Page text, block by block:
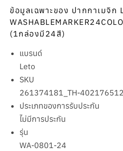
ข้อมูลเฉพาะของ ปากกาเมจิก
(1กล่องมี24สี)
แบรนด์
Leto
SKU
261374181_TH-402176512
ประเภทของการรับประกัน
ไม่มีการประกัน
รุ่น
WA-0801-24